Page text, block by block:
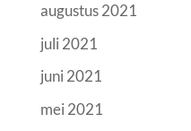
augustus 2021
juli 2021
juni 2021
mei 2021